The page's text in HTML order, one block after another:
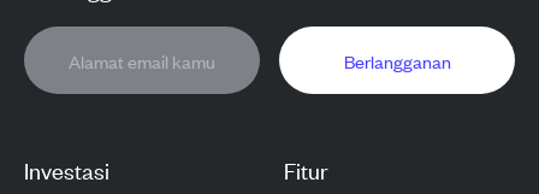
Investasi Fitur
Berlangganan